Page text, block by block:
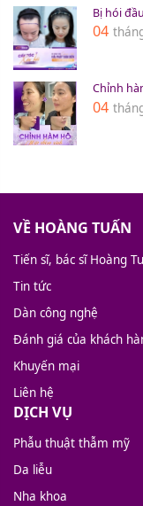
Bị hói
04
Chỉnh
04
VỀ HOÀNG TUẤN
Tiến sĩ, bác sĩ Hoàng
Tin tức
Dàn công nghệ
Đánh giá của khách
Khuyến mại
Liên hệ
DỊCH VỤ
Phẫu thuật thẫm mỹ
Da liễu
Nha khoa